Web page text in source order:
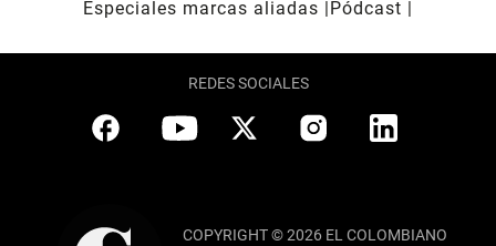
Especiales marcas aliadas
Pódcast
REDES SOCIALES
COPYRIGHT © 2026 EL COLOMBIANO